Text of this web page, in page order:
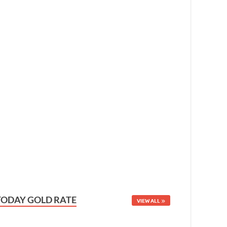
GOLD RATE VIEW ALL